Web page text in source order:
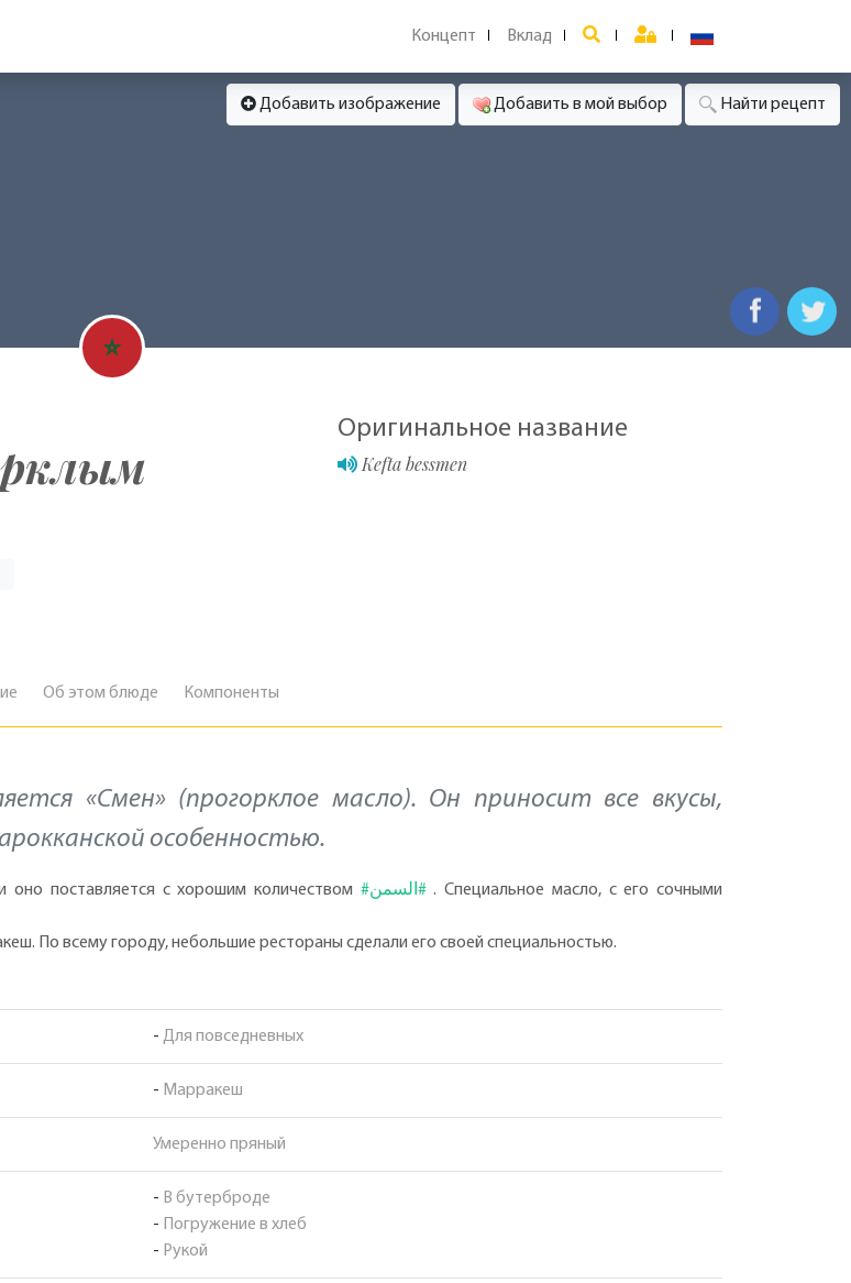
Концепт Вклад
Добавить изображение Добавить в мой выбор Найти рецепт
Оригинальное название
Kefta bessmen
Об этом блюде Компоненты
«Смен» (прогорклое масло). Он приносит все вкусы,
особенностью.
оно поставляется с хорошим количеством #السمن#. Специальное масло, с его сочными
По всему городу, небольшие рестораны сделали его своей специальностью.
- Для повседневных
- Марракеш
Умеренно пряный
- В бутерброде
-
Погружение в хлеб
- Рукой